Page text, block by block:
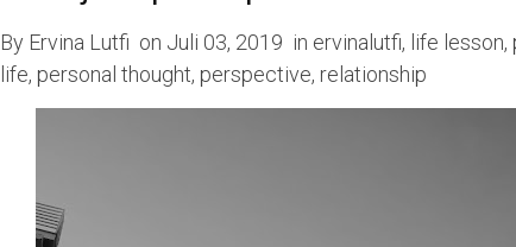
By Ervina Lutfi on Juli 03, 2019 in ervinalutfi, life lesson,
life, personal thought, perspective, relationship